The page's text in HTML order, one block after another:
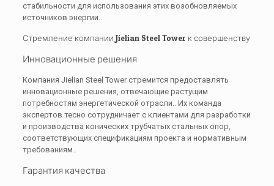
стабильности для использования этих возобновляемых
источников энергии..
Стремление компании Jielian Steel Tower к совершенству
Инновационные решения
Компания Jielian Steel Tower стремится предоставлять
инновационные решения, отвечающие растущим
потребностям энергетической отрасли.. Их команда
экспертов тесно сотрудничает с клиентами для разработки
и производства конических трубчатых стальных опор,
соответствующих спецификациям проекта и нормативным
требованиям..
Гарантия качества